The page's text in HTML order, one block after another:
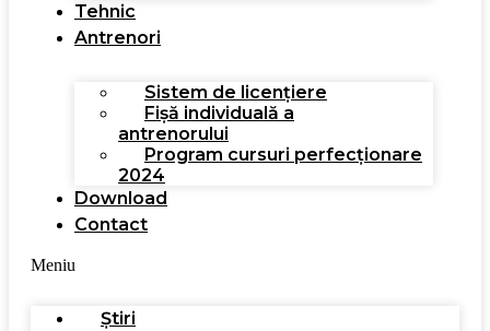
Tehnic
Antrenori
Sistem de licențiere
Fișă individuală a
antrenorului
Program cursuri perfecționare
2024
Download
Contact
Meniu
Știri